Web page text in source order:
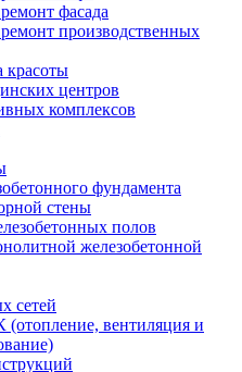
фасада
производственных
красоты
центров
комплексов
фундамента
стены
полов
железобетонной
сетей
вентиляция и